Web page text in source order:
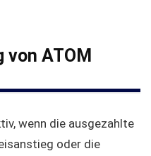
von ATOM
wenn die ausgezahlte
oder die